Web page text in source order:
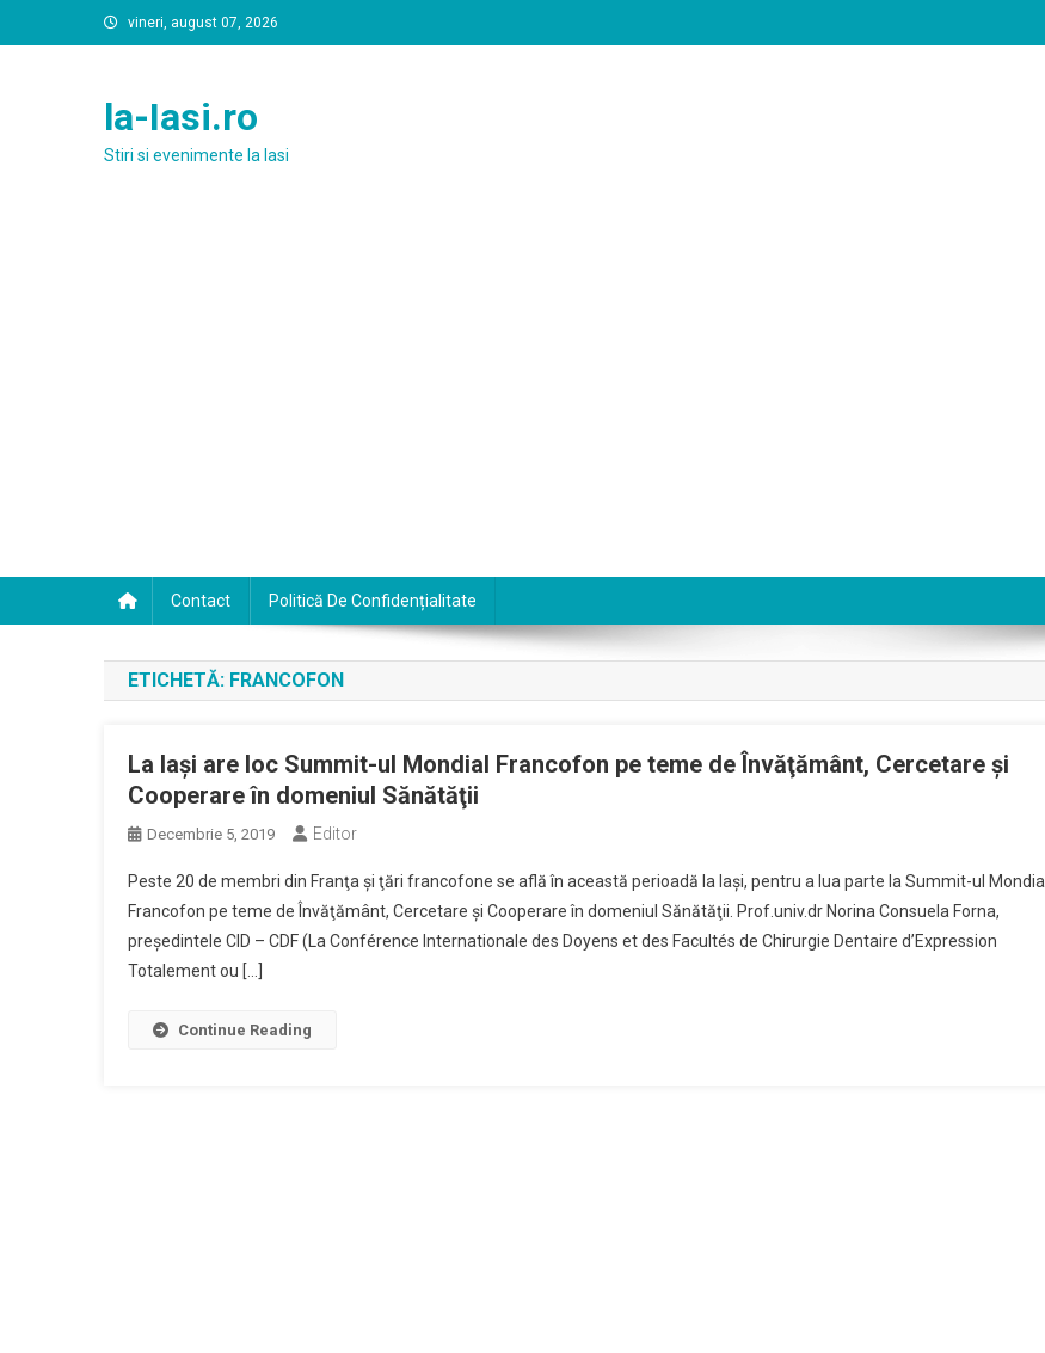
to
vineri, august 07, 2026
la-Iasi.ro
Stiri si evenimente la Iasi
Contact Politică De Confidențialitate
ETICHETĂ: FRANCOFON
La Iaşi are loc Summit-ul Mondial Francofon pe teme de Învăţământ, Cercetare şi
Cooperare în domeniul Sănătăţii
Decembrie 5, 2019 Editor
Peste 20 de membri din Franţa şi ţări francofone se află în această perioadă la Iaşi, pentru a lua parte la Summit-ul Mondial
Francofon pe teme de Învăţământ, Cercetare şi Cooperare în domeniul Sănătăţii. Prof.univ.dr Norina Consuela Forna,
preşedintele CID – CDF (La Conférence Internationale des Doyens et des Facultés de Chirurgie Dentaire d’Expression
Totalement ou […]
Continue Reading